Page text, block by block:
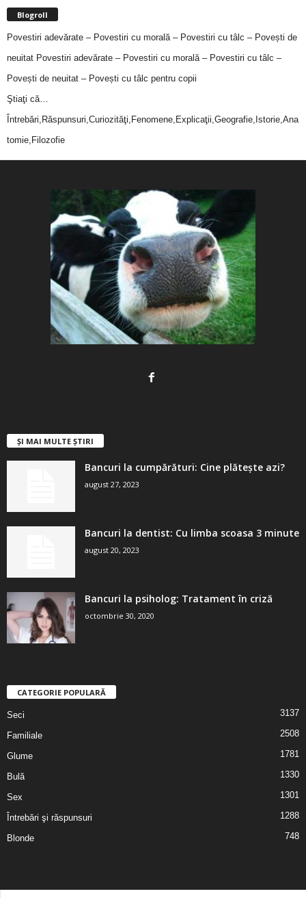
Blogroll
Povestiri adevărate – Povestiri cu morală – Povestiri cu tâlc – Povești de
neuitat Povestiri adevărate – Povestiri cu morală – Povestiri cu tâlc –
Povești de neuitat – Povești cu tâlc pentru copii
Ştiaţi că…
Întrebări,Răspunsuri,Curiozităţi,Fenomene,Explicaţii,Geografie,Istorie,Ana
tomie,Filozofie
ȘI MAI MULTE ȘTIRI
Bancuri la cumpărături: Cine plătește azi?
august 27, 2023
Bancuri la dentist: Cu limba scoasa 3 minute
august 20, 2023
Bancuri la psiholog: Tratament în criză
octombrie 30, 2020
CATEGORIE POPULARĂ
Seci 3137
Familiale 2508
Glume 1781
Bulă 1330
Sex 1301
Întrebări şi răspunsuri 1288
Blonde 748